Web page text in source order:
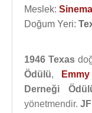
Meslek:
Doğum Yeri:
1946 Texas
Ödülü,
Derneği
yönetmendir.